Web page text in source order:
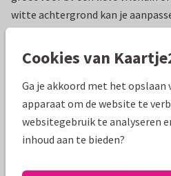
witte achtergrond kan je
Wenskaarten Hans Elsenburg
Specificaties bij deze kaart
Cookies van
Ga je akkoord met het opslaan
apparaat om de website te
websitegebruik te analyseren
inhoud aan te bieden?